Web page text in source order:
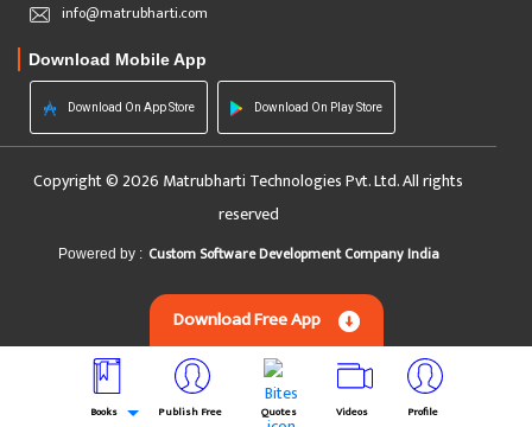
info@matrubharti.com
Download Mobile App
Download On App Store Download On Play Store
Copyright © 2026 Matrubharti Technologies Pvt. Ltd. All rights
reserved
Powered by : Custom Software Development Company India
Download Free App
Books Publish Free Quotes Videos Profile